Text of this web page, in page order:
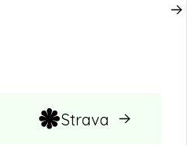
Strava